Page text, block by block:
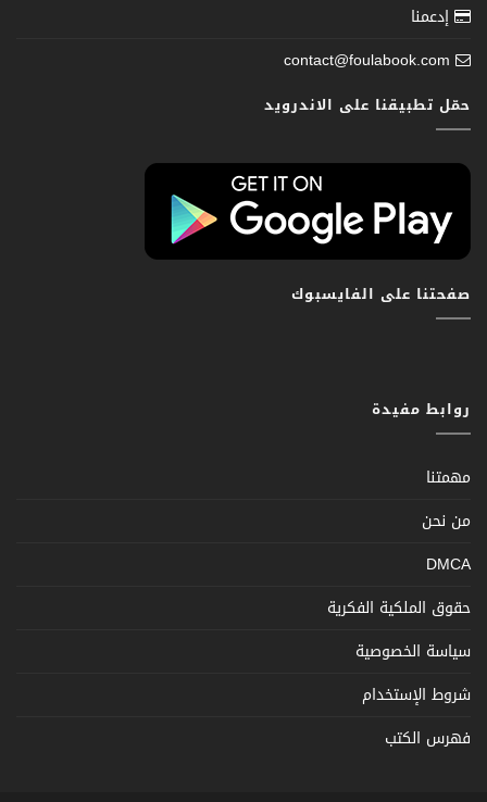
إدعمنا
contact@foulabook.com
حمّل تطبيقنا على الاندرويد
صفحتنا على الفايسبوك
روابط مفيدة
مهمتنا
من نحن
DMCA
حقوق الملكية الفكرية
سياسة الخصوصية
شروط الإستخدام
فهرس الكتب